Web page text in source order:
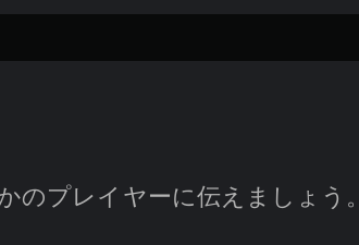
のプレイヤーに伝えましょう。